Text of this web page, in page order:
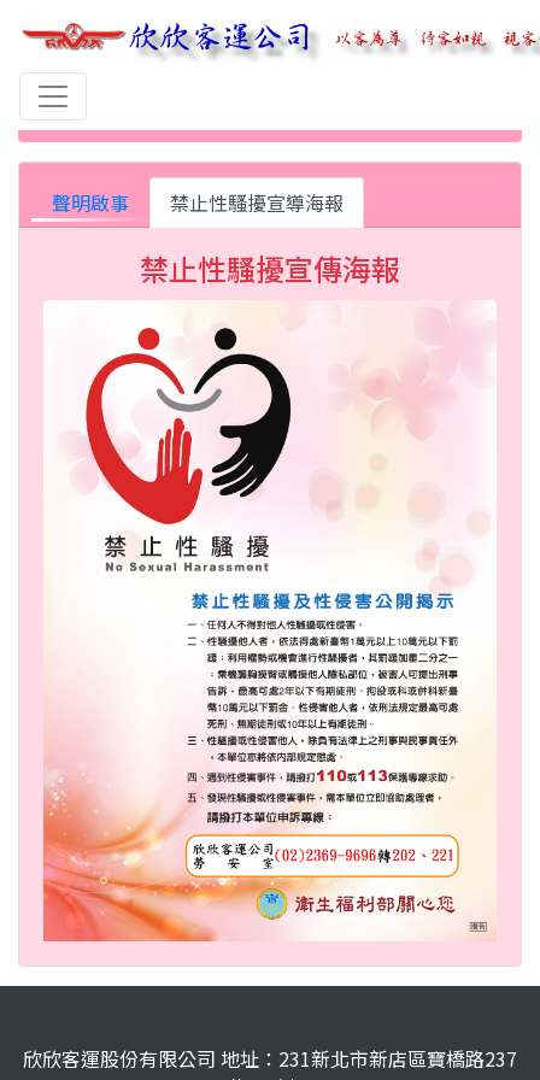
首頁
聲明啟事 禁止性騷擾宣導海報
禁止性騷擾宣傳海報
欣欣客運股份有限公司 地址：231新北市新店區寶橋路237